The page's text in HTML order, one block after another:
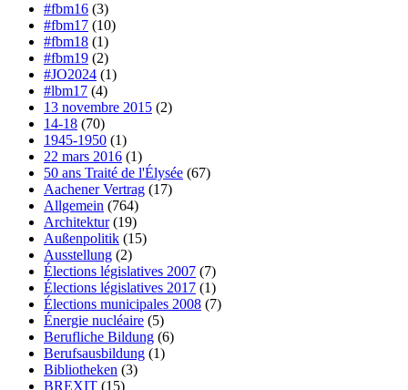
#fbm16 (3)
#fbm17 (10)
#fbm18 (1)
#fbm19 (2)
#JO2024 (1)
#lbm17 (4)
13 novembre 2015 (2)
14-18 (70)
1945-1950 (1)
22 mars 2016 (1)
50 ans Traité de l'Élysée (67)
Aachener Vertrag (17)
Allgemein (764)
Architektur(19)
Außenpolitik (15)
Ausstellung (2)
Élections législatives 2007 (7)
Élections législatives 2017 (1)
Élections municipales 2008 (7)
Énergie nucléaire (5)
Berufliche Bildung (6)
Berufsausbildung (1)
Bibliotheken (3)
BREXIT (15)